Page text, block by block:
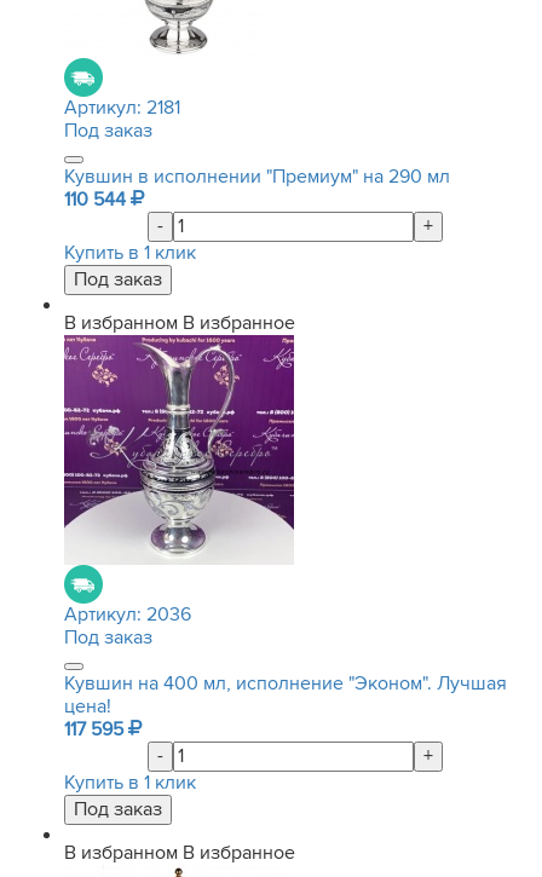
Артикул: 2181
Под заказ
Кувшин в исполнении "Премиум" на 290 мл
110 544
-
+
Купить в 1 клик
В избранном В избранное
Артикул: 2036
Под заказ
Кувшин на 400 мл, исполнение "Эконом". Лучшая
цена!
117 595
-
+
Купить в 1 клик
В избранном В избранное